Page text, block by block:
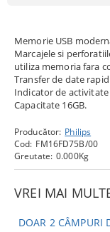
Memorie USB
Marcajele si
utiliza memoria fara
Transfer de date
Indicator de
Capacitate 16GB.
Producător: Philips
Cod: FM16FD75B/00
Greutate: 0.000Kg
VREI MAI
DOAR 2 CÂMPURI